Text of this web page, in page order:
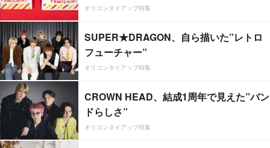
オリコンタイアップ特集
SUPER★DRAGON、自ら描いた”レトロ
フューチャー”
オリコンタイアップ特集
CROWN HEAD、結成1周年で見えた”バン
ドらしさ”
オリコンタイアップ特集